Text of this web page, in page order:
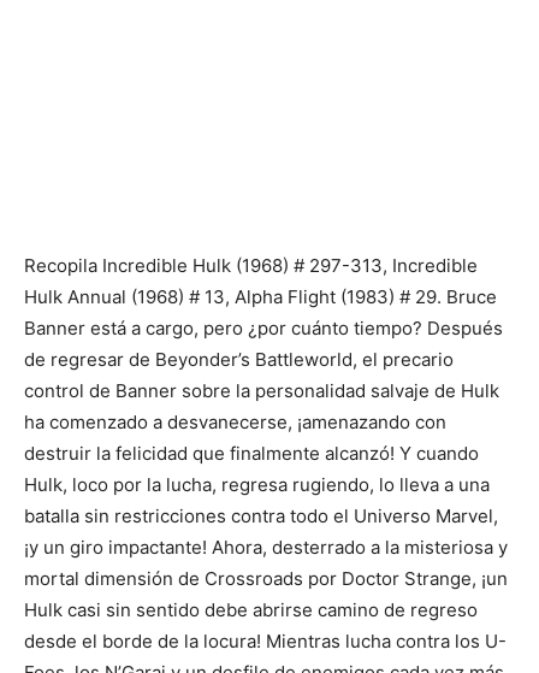
Recopila Incredible Hulk (1968) # 297-313, Incredible
Hulk Annual (1968) # 13, Alpha Flight (1983) # 29. Bruce
Banner está a cargo, pero ¿por cuánto tiempo? Después
de regresar de Beyonder’s Battleworld, el precario
control de Banner sobre la personalidad salvaje de Hulk
ha comenzado a desvanecerse, ¡amenazando con
destruir la felicidad que finalmente alcanzó! Y cuando
Hulk, loco por la lucha, regresa rugiendo, lo lleva a una
batalla sin restricciones contra todo el Universo Marvel,
¡y un giro impactante! Ahora, desterrado a la misteriosa y
mortal dimensión de Crossroads por Doctor Strange, ¡un
Hulk casi sin sentido debe abrirse camino de regreso
desde el borde de la locura! Mientras lucha contra los U-